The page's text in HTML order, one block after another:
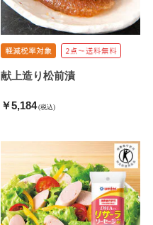
献上造り松前漬
￥5,184 (税込)